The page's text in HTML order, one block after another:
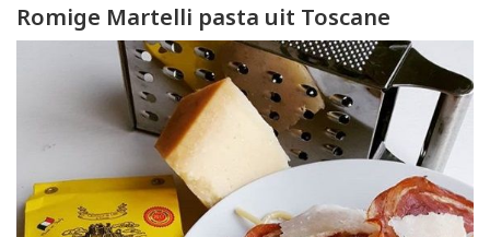
Romige Martelli pasta uit Toscane